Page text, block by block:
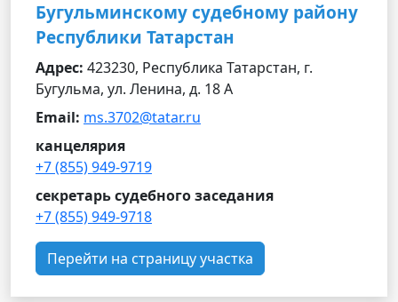
Бугульминскому судебному району
Республики Татарстан
Адрес: 423230, Республика Татарстан, г.
Бугульма, ул. Ленина, д. 18 А
Email: ms.3702@tatar.ru
канцелярия
+7 (855) 949-9719
секретарь судебного заседания
+7 (855) 949-9718
Перейти на страницу участка